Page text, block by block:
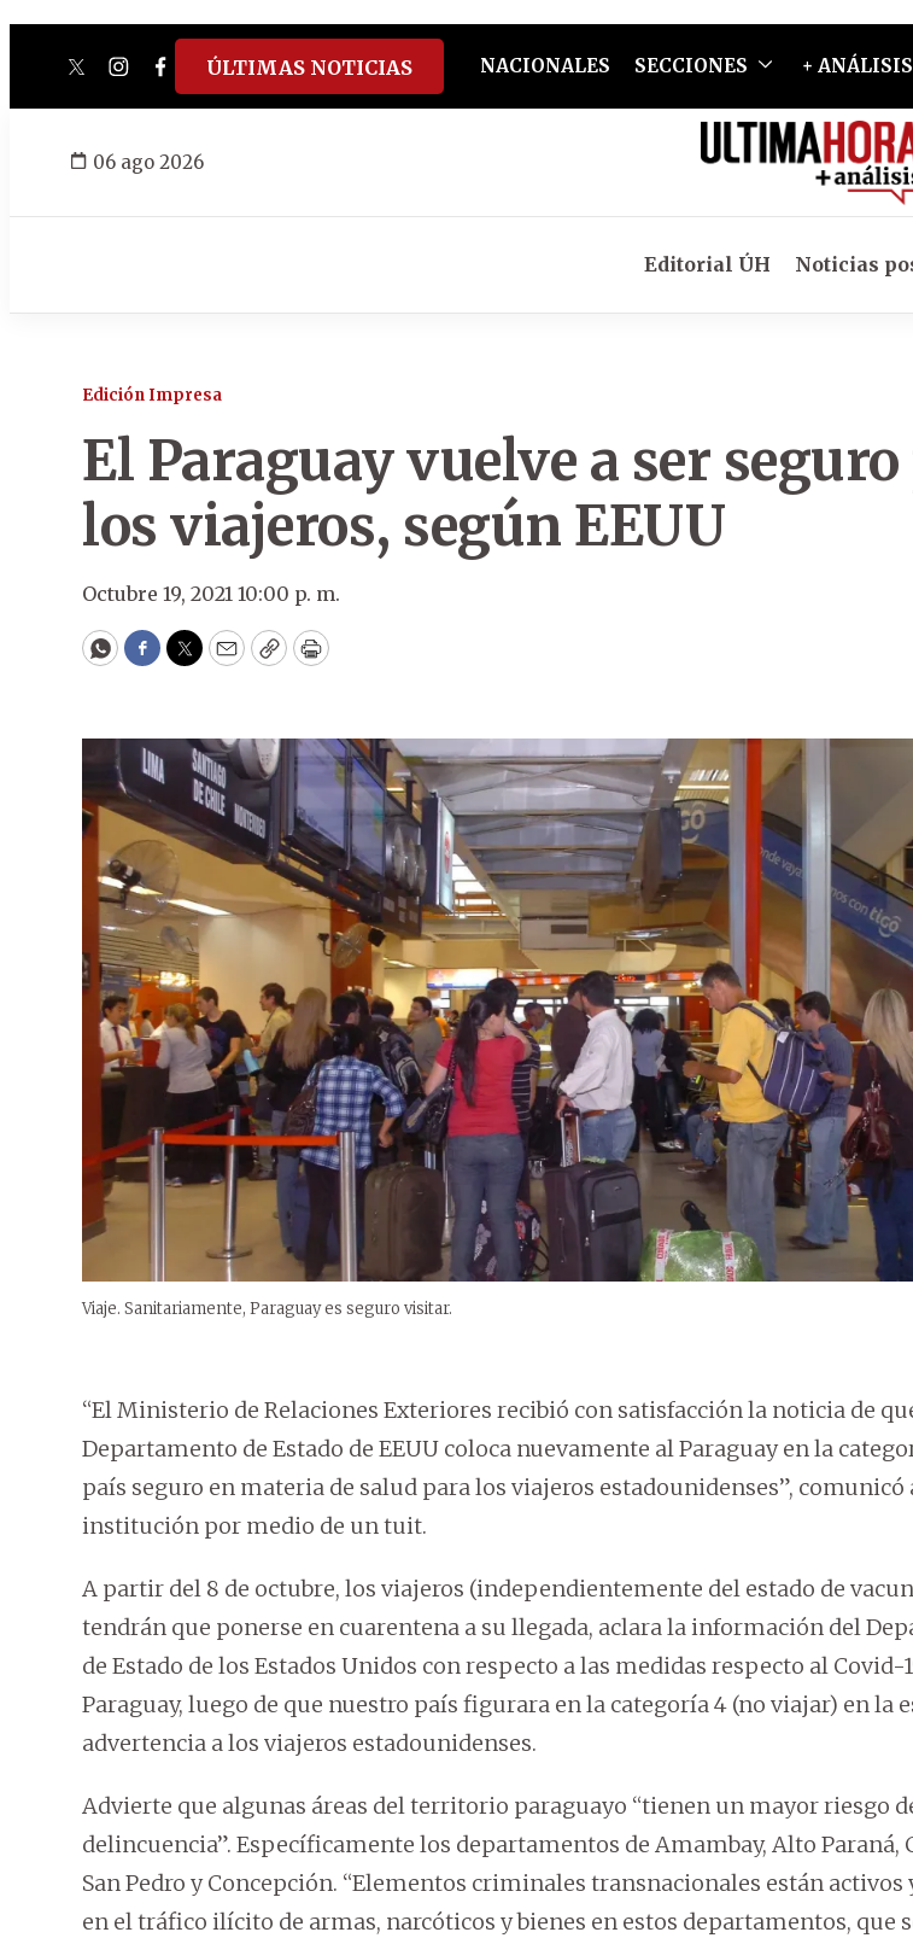
twitterinstagram
facebook
tiktokyoutube
spotify
ÚLTIMAS NOTICIAS NACIONALES SECCIONES + ANÁLISIS
06 ago 2026
Editorial ÚH Noticias
Edición Impresa
El Paraguay vuelve a ser
los viajeros, según EEUU
Octubre 19, 2021 10:00 p. m.
WhatsApp
Facebook
Twitter
EmailCopyPrint
Viaje. Sanitariamente, Paraguay es seguro visitar.
“El Ministerio de Relaciones Exteriores recibió con satisfacción la noticia de
Departamento de Estado de EEUU coloca nuevamente al Paraguay en la
país seguro en materia de salud para los viajeros estadounidenses”, comunicó
institución por medio de un tuit.
A partir del 8 de octubre, los viajeros (independientemente del estado de
tendrán que ponerse en cuarentena a su llegada, aclara la información del
de Estado de los Estados Unidos con respecto a las medidas respecto al Covid-
Paraguay, luego de que nuestro país figurara en la categoría 4 (no viajar) en la
advertencia a los viajeros estadounidenses.
Advierte que algunas áreas del territorio paraguayo “tienen un mayor riesgo
delincuencia”. Específicamente los departamentos de Amambay, Alto Paraná,
San Pedro y Concepción. “Elementos criminales transnacionales están
en el tráfico ilícito de armas, narcóticos y bienes en estos departamentos, que